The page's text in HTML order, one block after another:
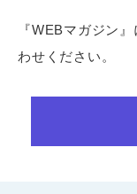
『WEBマガジン
わせください。